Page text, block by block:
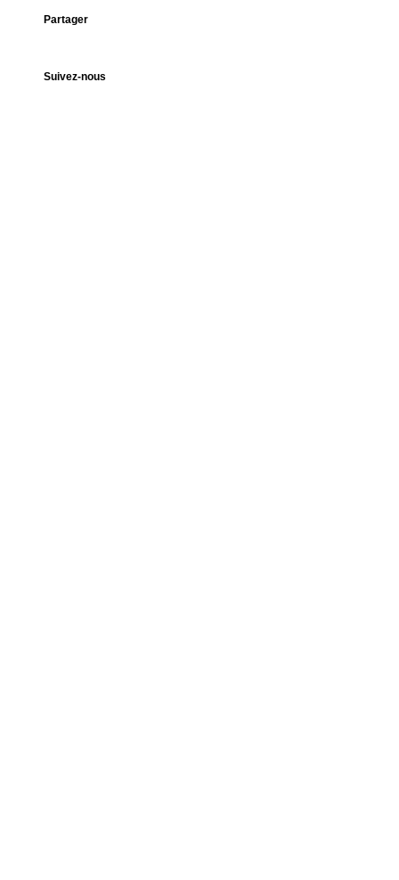
Partager
Suivez-nous